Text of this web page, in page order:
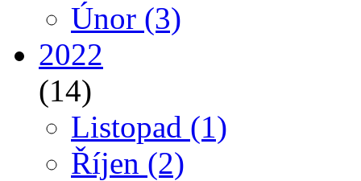
Únor (3)
2022
(14)
Listopad (1)
Říjen (2)